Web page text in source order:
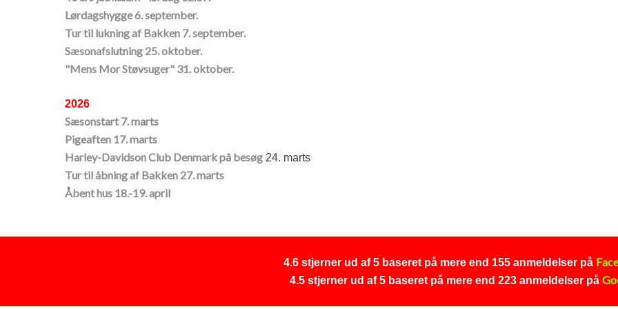
​Lørdagshygge 6. september.
Tur til lukning af Bakken 7. september.
​Sæsonafslutning 25. oktober.
"Mens Mor Støvsuger" 31. oktober.
2026
Sæsonstart 7. marts
Pigeaften 17. marts
Harley-Davidson Club Denmark på besøg24. marts
Tur til åbning af Bakken 27. marts
Åbent hus 18.-19. april
4.6 stjerner ud af 5 baseret på mere​ end 155 anmeldelser på
4.5 stjerner ud af 5 baseret på mere end 223 anmeldelser på